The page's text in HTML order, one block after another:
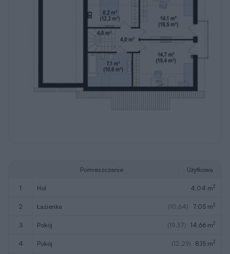
Pomieszczenie Użytkowa
1 hol 4,04 m2
2 łazienka (10,64) 7,05 m2
3 pokój (19,37) 14,66 m2
4 pokój (12,29) 8,15 m2